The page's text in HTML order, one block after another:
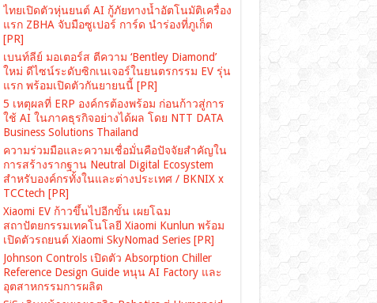
ไทยเปิดตัวหุ่นยนต์ AI กู้ภัยทางน้ำอัตโนมัติเครื่อง
แรก ZBHA จับมือซูเปอร์ การ์ด นำร่องที่ภูเก็ต
[PR]
เบนท์ลีย์ มอเตอร์ส ตีความ ‘Bentley Diamond’
ใหม่ ดีไซน์ระดับซิกเนเจอร์ในยนตรกรรม EV รุ่น
แรก พร้อมเปิดตัวกันยายนนี้ [PR]
5 เหตุผลที่ ERP องค์กรต้องพร้อม ก่อนก้าวสู่การ
ใช้ AI ในภาคธุรกิจอย่างได้ผล โดย NTT DATA
Business Solutions Thailand
ความร่วมมือและความเชื่อมั่นคือปัจจัยสำคัญใน
การสร้างรากฐาน Neutral Digital Ecosystem
สำหรับองค์กรทั้งในและต่างประเทศ / BKNIX x
TCCtech [PR]
Xiaomi EV ก้าวขึ้นไปอีกขั้น เผยโฉม
สถาปัตยกรรมเทคโนโลยี Xiaomi Kunlun พร้อม
เปิดตัวรถยนต์ Xiaomi SkyNomad Series [PR]
Johnson Controls เปิดตัว Absorption Chiller
Reference Design Guide หนุน AI Factory และ
อุตสาหกรรมการผลิต